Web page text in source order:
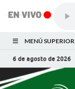
MENÚ SUPERIOR
6 de agosto de 2026